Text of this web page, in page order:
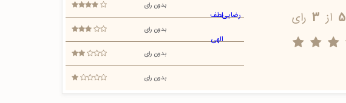
5 از 3 رای
بدون رای
بدون رای
بدون رای
بدون رای